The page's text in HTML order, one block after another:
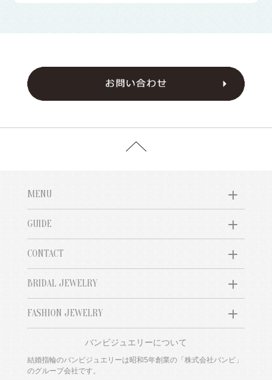
MENU
GUIDE
CONTACT
BRIDAL JEWELRY
FASHION JEWELRY
バンビジュエリーについて
結婚指輪のバンビジュエリーは昭和5年創業の「株式会社バンビ」
のグループ会社です。